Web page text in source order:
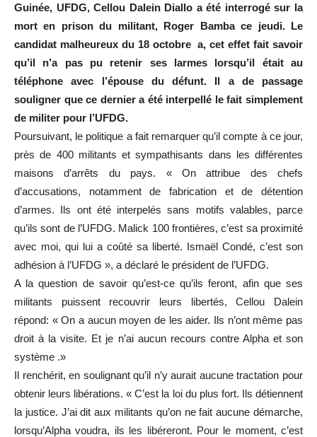
Guinée, UFDG, Cellou Dalein Diallo a été interrogé sur la
mort en prison du militant, Roger Bamba ce jeudi. Le
candidat malheureux du 18 octobre a, cet effet fait savoir
qu’il n’a pas pu retenir ses larmes lorsqu’il était au
téléphone avec l’épouse du défunt. Il a de passage
souligner que ce dernier a été interpellé le fait simplement
de militer pour l’UFDG.
Poursuivant, le politique a fait remarquer qu’il compte à ce jour,
près de 400 militants et sympathisants dans les différentes
maisons d’arrêts du pays. « On attribue des chefs
d’accusations, notamment de fabrication et de détention
d’armes. Ils ont été interpelés sans motifs valables, parce
qu’ils sont de l’UFDG. Malick 100 frontières, c’est sa proximité
avec moi, qui lui a coûté sa liberté. Ismaël Condé, c’est son
adhésion à l’UFDG », a déclaré le président de l’UFDG.
A la question de savoir qu’est-ce qu’ils feront, afin que ses
militants puissent recouvrir leurs libertés, Cellou Dalein
répond: « On a aucun moyen de les aider. Ils n’ont même pas
droit à la visite. Et je n’ai aucun recours contre Alpha et son
système .»
Il renchérit, en soulignant qu’il n’y aurait aucune tractation pour
obtenir leurs libérations. « C’est la loi du plus fort. Ils détiennent
la justice. J’ai dit aux militants qu’on ne fait aucune démarche,
lorsqu’Alpha voudra, ils les libéreront. Pour le moment, c’est